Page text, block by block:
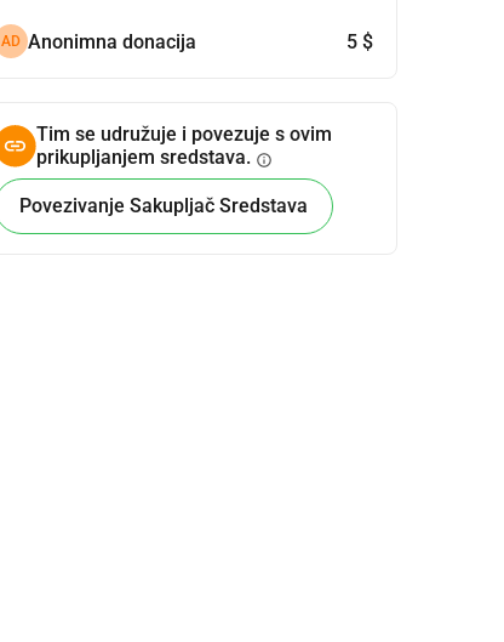
AD Anonimna donacija 5 $
Tim se udružuje i povezuje s ovim
prikupljanjem sredstava. info
Povezivanje Sakupljač Sredstava